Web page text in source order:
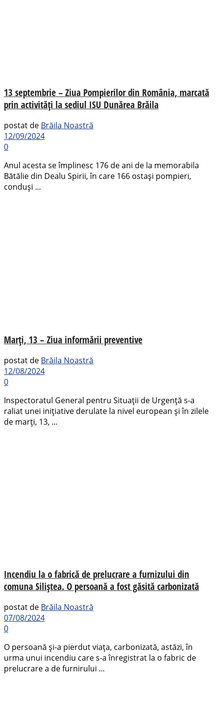
13 septembrie – Ziua Pompierilor din România, marcată
prin activități la sediul ISU Dunărea Brăila
postat de Brăila Noastră
12/09/2024
0
Anul acesta se împlinesc 176 de ani de la memorabila
Bătălie din Dealu Spirii, în care 166 ostaşi pompieri,
conduşi ...
Marți, 13 – Ziua informării preventive
postat de Brăila Noastră
12/08/2024
0
Inspectoratul General pentru Situaţii de Urgenţă s-a
raliat unei iniţiative derulate la nivel european și în zilele
de marţi, 13, ...
Incendiu la o fabrică de prelucrare a furnizului din
comuna Siliștea. O persoană a fost găsită carbonizată
postat de Brăila Noastră
07/08/2024
0
O persoană și-a pierdut viața, carbonizată, astăzi, în
urma unui incendiu care s-a înregistrat la o fabric de
prelucrare a de furnirului ...